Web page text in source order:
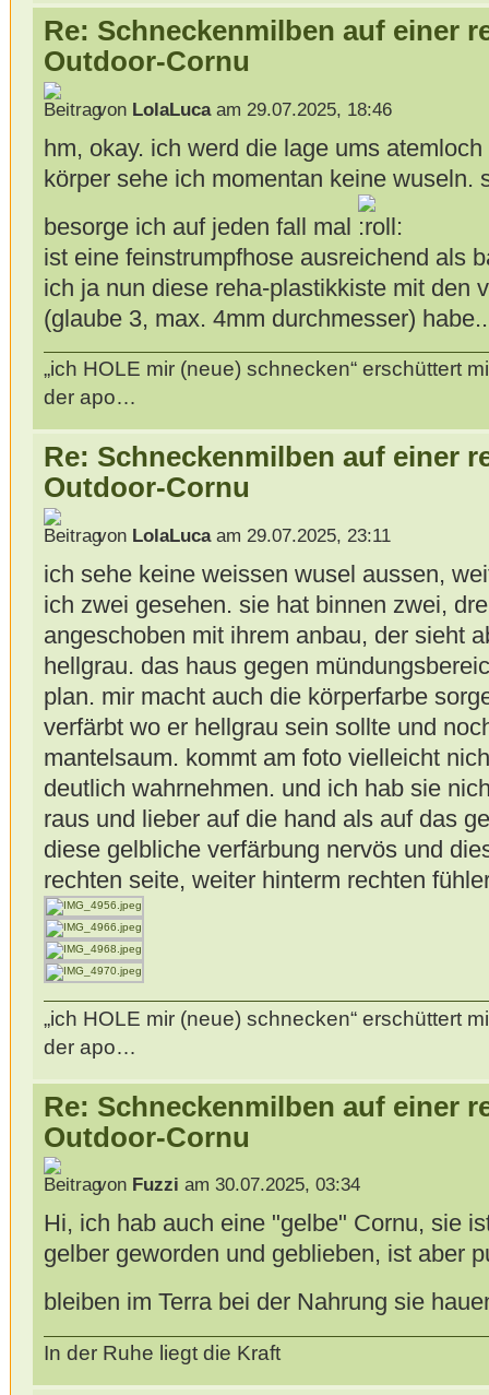
Re: Schneckenmilben auf einer
Outdoor-Cornu
von LolaLucaam 29.07.2025, 18:46
hm, okay. ich werd die lage ums
körper sehe ich momentan keine wuseln.
besorge ich auf jeden fall mal
ist eine feinstrumpfhose ausreichend als
ich ja nun diese reha-plastikkiste mit den
(glaube 3, max. 4mm durchmesser) habe..
„ich HOLE mir (neue) schnecken“ erschüttert
der apo…
Re: Schneckenmilben auf einer
Outdoor-Cornu
von LolaLucaam 29.07.2025, 23:11
ich sehe keine weissen wusel aussen,
ich zwei gesehen. sie hat binnen zwei,
angeschoben mit ihrem anbau, der sieht
hellgrau. das haus gegen
plan. mir macht auch die körperfarbe
verfärbt wo er hellgrau sein sollte und
mantelsaum. kommt am foto vielleicht
deutlich wahrnehmen. und ich hab sie
raus und lieber auf die hand als auf das
diese gelbliche verfärbung nervös und
rechten seite, weiter hinterm rechten
„ich HOLE mir (neue) schnecken“ erschüttert
der apo…
Re: Schneckenmilben auf einer
Outdoor-Cornu
von Fuzzi am 30.07.2025, 03:34
Hi, ich hab auch eine "gelbe" Cornu, sie
gelber geworden und geblieben, ist aber
bleiben im Terra bei der Nahrung sie
In der Ruhe liegt die Kraft